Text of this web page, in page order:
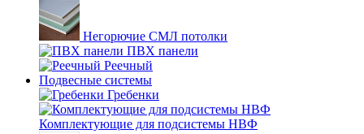
Негорючие СМЛ потолки
ПВХ панели
Реечный
Подвесные системы
Гребенки
Комплектующие для подсистемы НВФ